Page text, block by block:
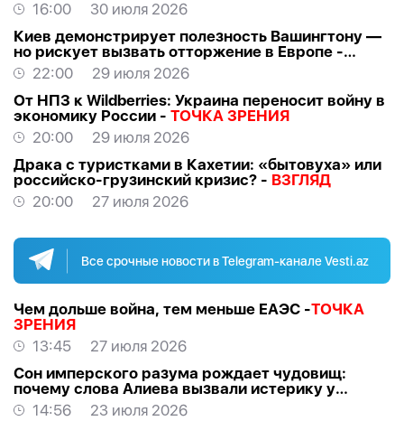
16:00
30 июля 2026
Киев демонстрирует полезность Вашингтону —
но рискует вызвать отторжение в Европе -
ВЗГЛЯД
22:00
29 июля 2026
От НПЗ к Wildberries: Украина переносит войну в
экономику России - ТОЧКА ЗРЕНИЯ
20:00
29 июля 2026
Драка с туристками в Кахетии: «бытовуха» или
российско-грузинский кризис? - ВЗГЛЯД
20:00
27 июля 2026
Все срочные новости в Telegram-канале Vesti.az
Чем дольше война, тем меньше ЕАЭС -ТОЧКА
ЗРЕНИЯ
13:45
27 июля 2026
Сон имперского разума рождает чудовищ:
почему слова Алиева вызвали истерику у
российских «патриотов» -
14:56
23 июля 2026